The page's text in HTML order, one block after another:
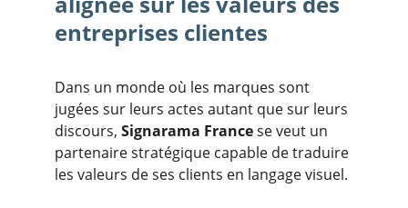
entreprises clientes
Dans un monde où les marques sont
jugées sur leurs actes autant que sur leurs
discours, Signarama France se veut un
partenaire stratégique capable de traduire
les valeurs de ses clients en langage visuel.